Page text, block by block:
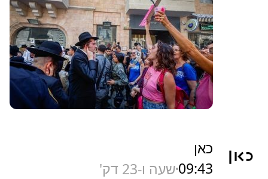
כאן
09:43שעה ו-23 דק'